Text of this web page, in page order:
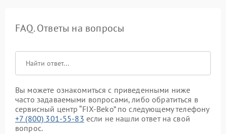
FAQ. Ответы на вопросы
Вы можете ознакомиться с приведенными ниже
часто задаваемыми вопросами, либо обратиться в
сервисный центр “FIX-Beko” по следующему телефону
+7 (800) 301-55-83 если не нашли ответ на свой
вопрос.